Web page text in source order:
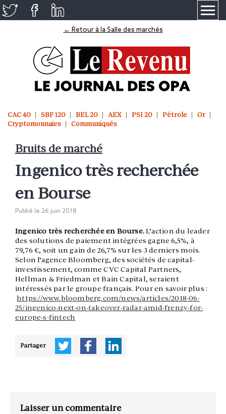
← Retour à la Salle des marchés
CAC 40 SBF 120 BEL 20 AEX PSI 20 Pétrole
Or
Cryptomonnaies
Communiqués
Bruits de marché
Ingenico très recherchée
en Bourse
Publié le 26 juin 2018
Ingenico très recherchée en Bourse.L’action du leader
des solutions de paiement intégrées gagne 6,5%, à
79,76 €, soit un gain de 26,7% sur les 3 derniers mois.
Selon l’agence Bloomberg, des sociétés de capital-
investissement, comme CVC Capital Partners,
Hellman & Friedman et Bain Capital, seraient
intéressés par le groupe français. Pour en savoir plus :
https://www.bloomberg.com/news/articles/2018-06-
25/ingenico-next-on-takeover-radar-amid-frenzy-for-
europe-s-fintech
Partager
Laisser un commentaire